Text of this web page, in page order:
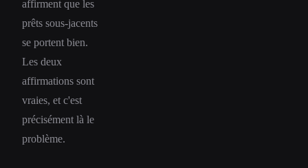
affirment que les
prêts sous-jacents
se portent bien.
Les deux
affirmations sont
vraies, et c'est
précisément là le
problème.